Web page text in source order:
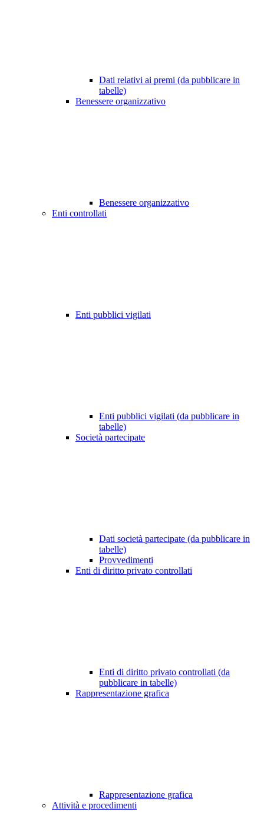
Dati relativi ai premi (da pubblicare in
tabelle)
Benessere organizzativo
Benessere organizzativo
Enti controllati
Enti pubblici vigilati
Enti pubblici vigilati (da pubblicare in
tabelle)
Società partecipate
Dati società partecipate (da pubblicare in
tabelle)
Provvedimenti
Enti di diritto privato controllati
Enti di diritto privato controllati (da
pubblicare in tabelle)
Rappresentazione grafica
Rappresentazione grafica
Attività e procedimenti